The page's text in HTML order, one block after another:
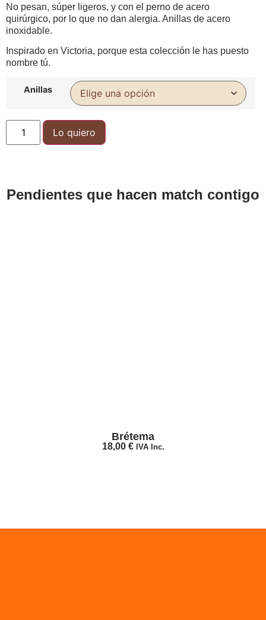
No pesan, súper ligeros, y con el perno de acero
quirúrgico, por lo que no dan alergia. Anillas de acero
inoxidable.
Inspirado en Victoria, porque esta colección le has puesto
nombre tú.
Anillas
Lo quiero
Pendientes que hacen match contigo
Brétema
18,00 € IVA Inc.